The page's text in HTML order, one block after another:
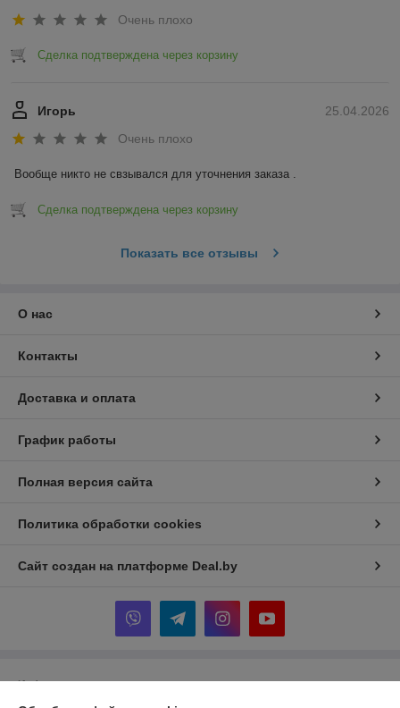
Очень плохо
Сделка подтверждена через корзину
25.04.2026
Игорь
Очень плохо
Вообще никто не свзывался для уточнения заказа .
Сделка подтверждена через корзину
Показать все отзывы
О нас
Контакты
Доставка и оплата
График работы
Полная версия сайта
Политика обработки cookies
Сайт создан на платформе Deal.by
Информация для покупателя